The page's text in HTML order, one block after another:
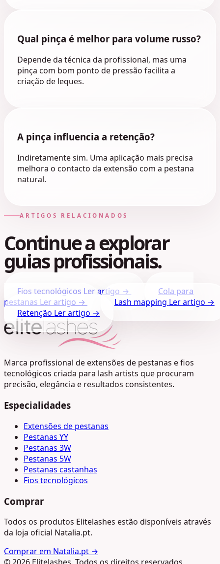
Qual pinça é melhor para volume russo?
Depende da técnica da profissional, mas uma
pinça com bom ponto de pressão facilita a
criação de leques.
A pinça influencia a retenção?
Indiretamente sim. Uma aplicação mais precisa
melhora o contacto da extensão com a pestana
natural.
ARTIGOS RELACIONADOS
Continue a explorar
guias profissionais.
Fios tecnológicos Ler artigo →
Cola para
pestanas Ler artigo → Lash mapping Ler artigo →
Retenção Ler artigo →
Marca profissional de extensões de pestanas e fios
tecnológicos criada para lash artists que procuram
precisão, elegância e resultados consistentes.
Especialidades
Extensões de pestanas
Pestanas YY
Pestanas 3W
Pestanas 5W
Pestanas castanhas
Fios tecnológicos
Comprar
Todos os produtos Elitelashes estão disponíveis através
da loja oficial Natalia.pt.
Comprar em Natalia.pt →